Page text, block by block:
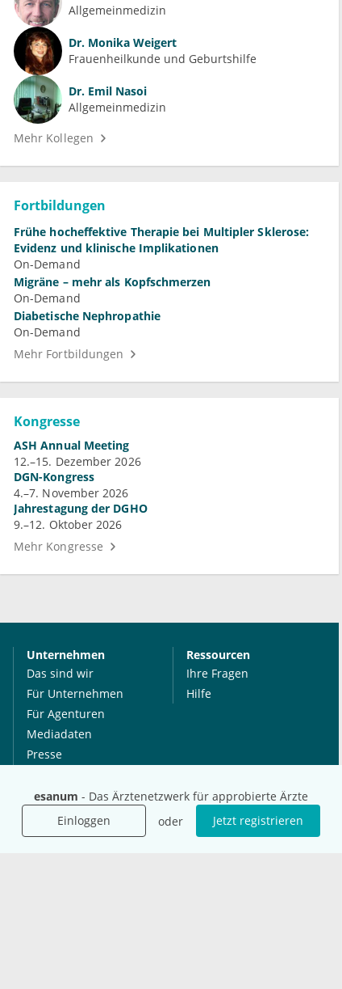
esanum - Das Ärztenetzwerk für approbierte Ärzte
Einloggen
oder Jetzt registrieren
Allgemeinmedizin
Dr. Monika Weigert
Frauenheilkunde und Geburtshilfe
Dr. Emil Nasoi
Allgemeinmedizin
Mehr Kollegen
Fortbildungen
Frühe hocheffektive Therapie bei Multipler Sklerose:
Evidenz und klinische Implikationen
On-Demand
Migräne – mehr als Kopfschmerzen
On-Demand
Diabetische Nephropathie
On-Demand
Mehr Fortbildungen
Kongresse
ASH Annual Meeting
12.–15. Dezember 2026
DGN-Kongress
4.–7. November 2026
Jahrestagung der DGHO
9.–12. Oktober 2026
Mehr Kongresse
Unternehmen
Das sind wir
Für Unternehmen
Für Agenturen
Mediadaten
Presse
Jobs
Ressourcen
Ihre Fragen
Hilfe
International
Social Media